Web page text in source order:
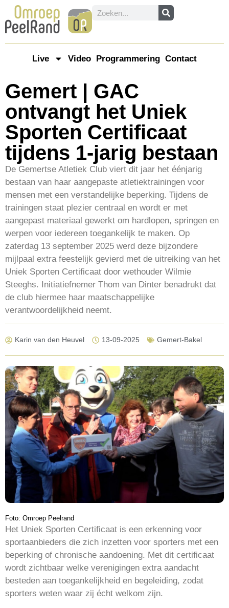
Live Video Programmering Contact
Gemert | GAC
ontvangt het Uniek
Sporten Certificaat
tijdens 1-jarig bestaan
De Gemertse Atletiek Club viert dit jaar het éénjarig
bestaan van haar aangepaste atletiektrainingen voor
mensen met een verstandelijke beperking. Tijdens de
trainingen staat plezier centraal en wordt er met
aangepast materiaal gewerkt om hardlopen, springen en
werpen voor iedereen toegankelijk te maken. Op
zaterdag 13 september 2025 werd deze bijzondere
mijlpaal extra feestelijk gevierd met de uitreiking van het
Uniek Sporten Certificaat door wethouder Wilmie
Steeghs. Initiatiefnemer Thom van Dinter benadrukt dat
de club hiermee haar maatschappelijke
verantwoordelijkheid neemt.
Karin van den Heuvel 13-09-2025 Gemert-Bakel
Foto: Omroep Peelrand
Het Uniek Sporten Certificaat is een erkenning voor
sportaanbieders die zich inzetten voor sporters met een
beperking of chronische aandoening. Met dit certificaat
wordt zichtbaar welke verenigingen extra aandacht
besteden aan toegankelijkheid en begeleiding, zodat
sporters weten waar zij écht welkom zijn.